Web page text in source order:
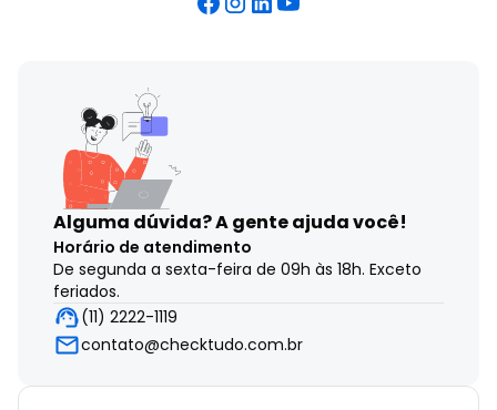
Alguma dúvida?A gente ajuda você!
Horário de atendimento
De segunda a sexta-feira de 09h às 18h. Exceto
feriados.
(11) 2222-1119
contato@checktudo.com.br